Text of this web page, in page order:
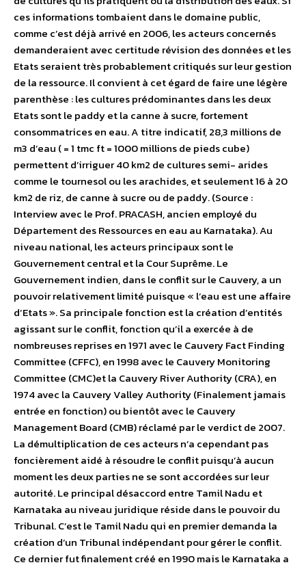
ces informations tombaient dans le domaine public,
comme c’est déjà arrivé en 2006, les acteurs concernés
demanderaient avec certitude révision des données et les
Etats seraient très probablement critiqués sur leur gestion
de la ressource. Il convient à cet égard de faire une légère
parenthèse : les cultures prédominantes dans les deux
Etats sont le paddy et la canne à sucre, fortement
consommatrices en eau. A titre indicatif, 28,3 millions de
m3 d’eau ( = 1 tmc ft = 1000 millions de pieds cube)
permettent d’irriguer 40 km2 de cultures semi- arides
comme le tournesol ou les arachides, et seulement 16 à 20
km2 de riz, de canne à sucre ou de paddy. (Source :
Interview avec le Prof. PRACASH, ancien employé du
Département des Ressources en eau au Karnataka). Au
niveau national, les acteurs principaux sont le
Gouvernement central et la Cour Suprême. Le
Gouvernement indien, dans le conflit sur le Cauvery, a un
pouvoir relativement limité puisque « l’eau est une affaire
d’Etats ». Sa principale fonction est la création d’entités
agissant sur le conflit, fonction qu’il a exercée à de
nombreuses reprises en 1971 avec le Cauvery Fact Finding
Committee (CFFC), en 1998 avec le Cauvery Monitoring
Committee (CMC)et la Cauvery River Authority (CRA), en
1974 avec la Cauvery Valley Authority (Finalement jamais
entrée en fonction) ou bientôt avec le Cauvery
Management Board (CMB) réclamé par le verdict de 2007.
La démultiplication de ces acteurs n’a cependant pas
foncièrement aidé à résoudre le conflit puisqu’à aucun
moment les deux parties ne se sont accordées sur leur
autorité. Le principal désaccord entre Tamil Nadu et
Karnataka au niveau juridique réside dans le pouvoir du
Tribunal. C’est le Tamil Nadu qui en premier demanda la
création d’un Tribunal indépendant pour gérer le conflit.
Ce dernier fut finalement créé en 1990 mais le Karnataka a